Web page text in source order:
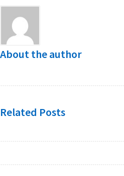
About the author
Related Posts